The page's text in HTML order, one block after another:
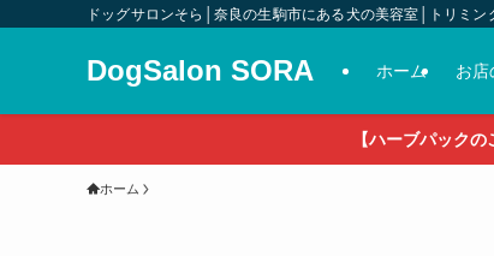
ドッグサロンそら│奈良の生駒市にある犬の美容室│トリミ
DogSalon SORA ホーム お店
【ハーブパック
ホーム